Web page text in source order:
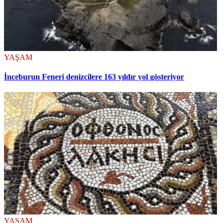
YAŞAM
İnceburun Feneri denizcilere 163 yıldır yol gösteriyor
YAŞAM